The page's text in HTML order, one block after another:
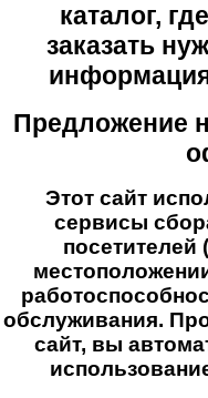
каталог,
заказать
Предложение
Этот сайт
сервисы
посетителей
обслуживания.
сайт, вы